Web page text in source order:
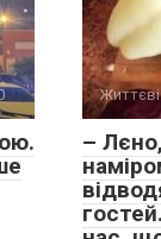
Життєві
–